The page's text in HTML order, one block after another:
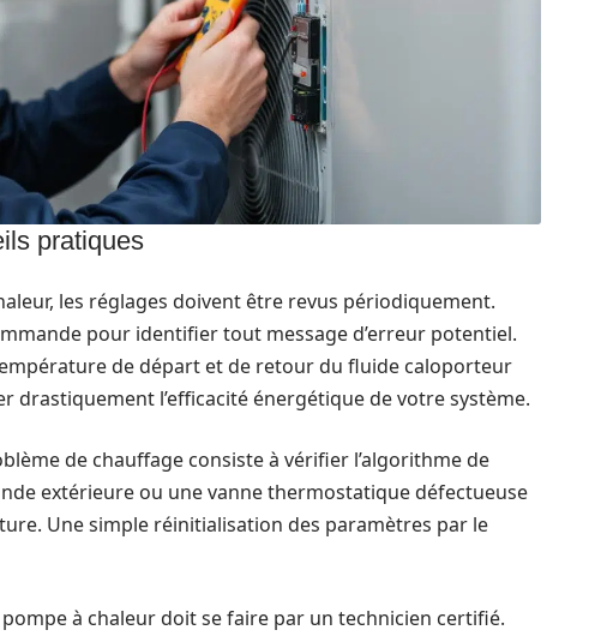
pratiques
les réglages doivent être revus périodiquement.
pour identifier tout message d’erreur potentiel.
de départ et de retour du fluide caloporteur
drastiquement l’efficacité énergétique de votre système.
de chauffage consiste à vérifier l’algorithme de
extérieure ou une vanne thermostatique défectueuse
Une simple réinitialisation des paramètres par le
à chaleur doit se faire par un technicien certifié.